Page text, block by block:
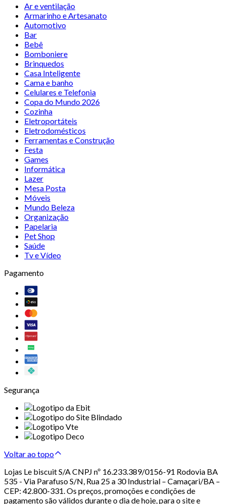
Ar e ventilação
Armarinho e Artesanato
Automotivo
Bar
Bebê
Bomboniere
Brinquedos
Casa Inteligente
Cama e banho
Celulares e Telefonia
Copa do Mundo 2026
Cozinha
Eletroportáteis
Eletrodomésticos
Ferramentas e Construção
Festa
Games
Informática
Lazer
Mesa Posta
Móveis
Mundo Beleza
Organização
Papelaria
Pet Shop
Saúde
Tv e Vídeo
Pagamento
Segurança
Voltar ao topo
Lojas Le biscuit S/A CNPJ nº 16.233.389/0156-91 Rodovia BA
535 - Via Parafuso S/N, Rua 25 a 30 Industrial – Camaçari/BA –
CEP: 42.800-331. Os preços, promoções e condições de
pagamento são válidos durante o dia de hoje, para o site e